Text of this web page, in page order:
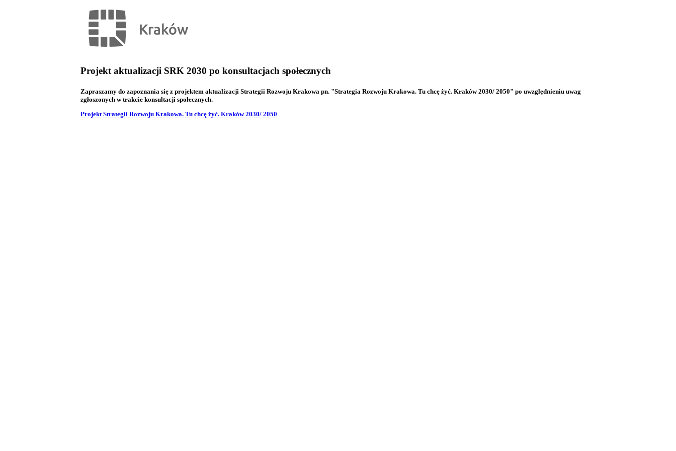
Projekt aktualizacji SRK 2030 po konsultacjach społecznych
Zapraszamy do zapoznania się z projektem aktualizacji Strategii Rozwoju Krakowa pn. "Strategia Rozwoju Krakowa. Tu chcę żyć. Kraków 2030/ 2050" po uwzględnieniu uwag
zgłoszonych w trakcie konsultacji społecznych.
Projekt Strategii Rozwoju Krakowa. Tu chcę żyć. Kraków 2030/ 2050